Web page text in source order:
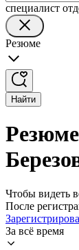
специалист
Резюме
Найти
Чтобы видеть
После
За всё время